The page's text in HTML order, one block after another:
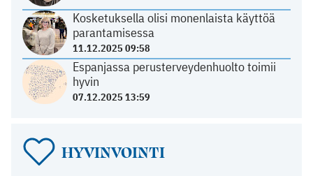
Kosketuksella olisi monenlaista käyttöä
parantamisessa
11.12.2025 09:58
Espanjassa perusterveydenhuolto toimii
hyvin
07.12.2025 13:59
HYVINVOINTI